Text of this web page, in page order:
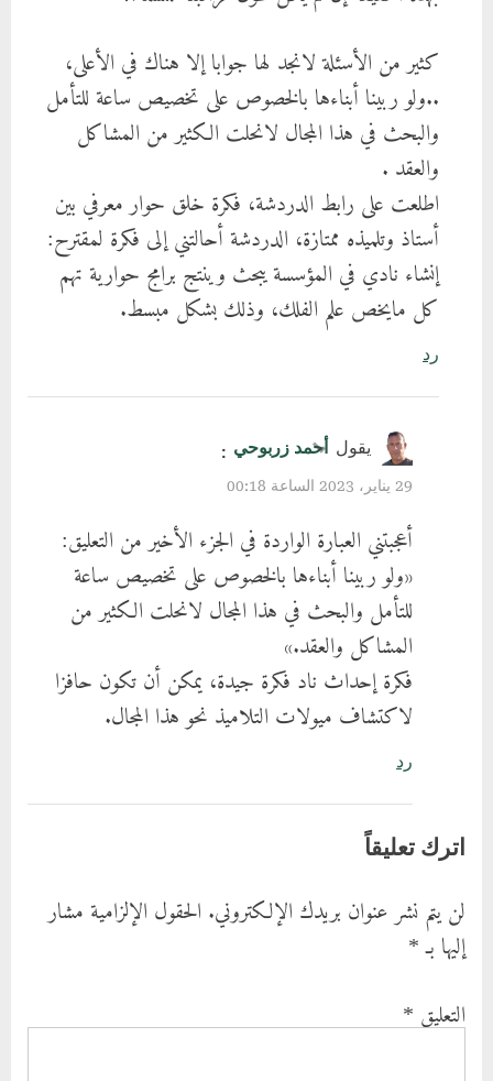
كثير من الأسئلة لانجد لها جوابا إلا هناك في الأعلى،
..ولو ربينا أبناءها بالخصوص على تخصيص ساعة للتأمل
والبحث في هذا المجال لانحلت الكثير من المشاكل
والعقد .
اطلعت على رابط الدردشة، فكرة خلق حوار معرفي بين
أستاذ وتلميذه ممتازة، الدردشة أحالتني إلى فكرة لمقترح:
إنشاء نادي في المؤسسة يبحث وينتج برامج حوارية تهم
كل مايخص علم الفلك، وذلك بشكل مبسط.
رد
يقول أحمد زربوحي :
29 يناير، 2023 الساعة 00:18
أعجبتني العبارة الواردة في الجزء الأخير من التعليق:
«ولو ربينا أبناءها بالخصوص على تخصيص ساعة
للتأمل والبحث في هذا المجال لانحلت الكثير من
المشاكل والعقد.»
فكرة إحداث ناد فكرة جيدة، يمكن أن تكون حافزا
لاكتشاف ميولات التلاميذ نحو هذا المجال.
رد
اترك تعليقاً
لن يتم نشر عنوان بريدك الإلكتروني.الحقول الإلزامية مشار
إليها بـ*
التعليق*